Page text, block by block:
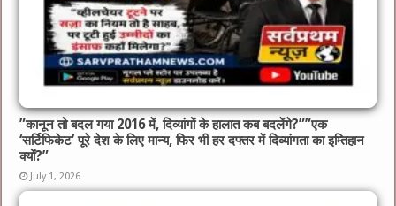
​”कानून तो बदल गया 2016 में, दिव्यांगों के हालात कब बदलेंगे?”​”एक
‘सर्टिफिकेट’ पूरे देश के लिए मान्य, फिर भी हर दफ्तर में दिव्यांगता का इम्तिहान
क्यों?”
July 1, 2026